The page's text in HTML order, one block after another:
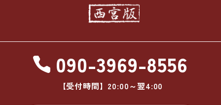
090-3969-8556
【受付時間】20:00～翌4:00